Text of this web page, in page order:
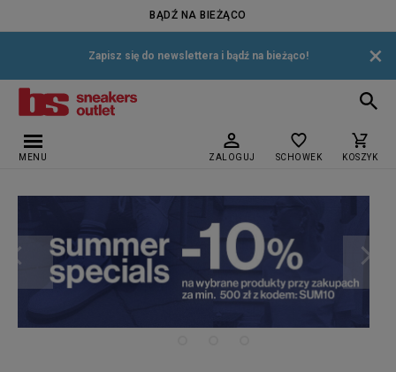
BĄDŹ NA BIEŻĄCO
Zapisz się do newslettera i bądź na bieżąco! ×
MENU ZALOGUJ SCHOWEK KOSZYK